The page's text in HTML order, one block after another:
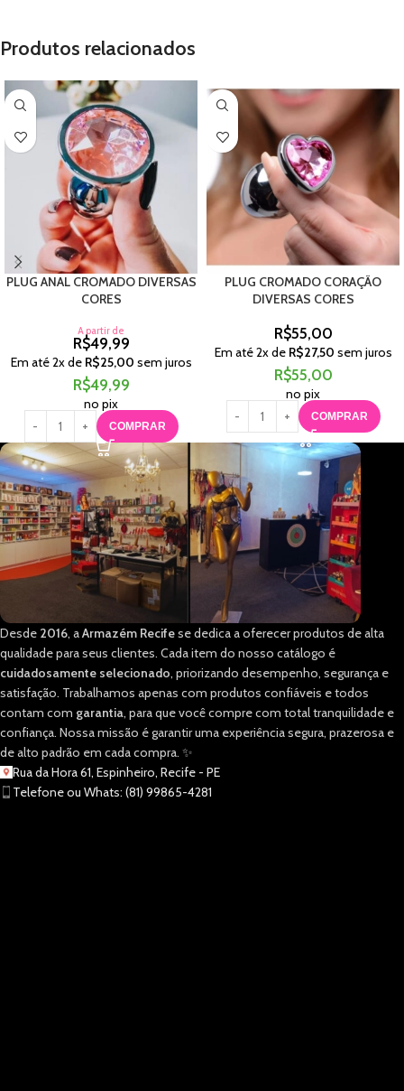
Produtos relacionados
PLUG ANAL CROMADO DIVERSAS
CORES
A partir de
R$49,99
Em até2x de R$25,00 sem juros
R$49,99
no pix
COMPRAR
PLUG CROMADO CORAÇÃO
DIVERSAS CORES
R$55,00
Em até2x de R$27,50 sem juros
R$55,00
no pix
COMPRAR
Desde 2016, aArmazém Recifese dedica a oferecer produtos de alta
qualidade para seus clientes. Cada item do nosso catálogo é
cuidadosamente selecionado, priorizando desempenho, segurança e
satisfação. Trabalhamos apenas com produtos confiáveis e todos
contam com garantia, para que você compre com total tranquilidade e
confiança. Nossa missão é garantir uma experiência segura, prazerosa e
de alto padrão em cada compra. ✨
Rua da Hora 61, Espinheiro, Recife - PE
Telefone ou Whats: (81) 99865-4281